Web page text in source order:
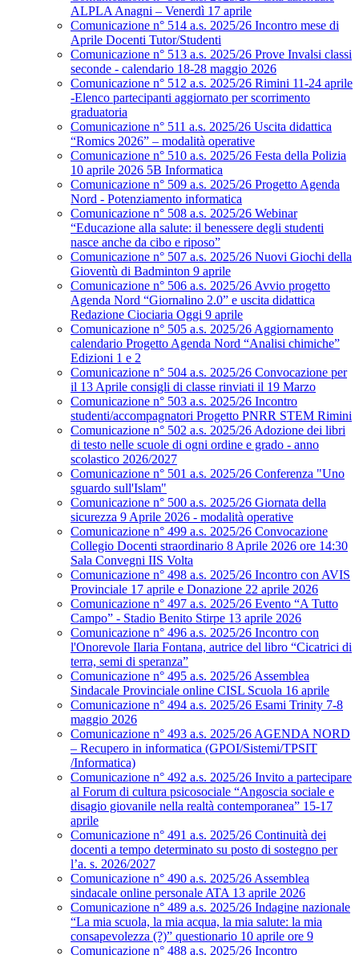
ALPLA Anagni – Venerdì 17 aprile
Comunicazione n° 514 a.s. 2025/26 Incontro mese di
Aprile Docenti Tutor/Studenti
Comunicazione n° 513 a.s. 2025/26 Prove Invalsi classi
seconde - calendario 18-28 maggio 2026
Comunicazione n° 512 a.s. 2025/26 Rimini 11-24 aprile
-Elenco partecipanti aggiornato per scorrimento
graduatoria
Comunicazione n° 511 a.s. 2025/26 Uscita didattica
“Romics 2026” – modalità operative
Comunicazione n° 510 a.s. 2025/26 Festa della Polizia
10 aprile 2026 5B Informatica
Comunicazione n° 509 a.s. 2025/26 Progetto Agenda
Nord - Potenziamento informatica
Comunicazione n° 508 a.s. 2025/26 Webinar
“Educazione alla salute: il benessere degli studenti
nasce anche da cibo e riposo”
Comunicazione n° 507 a.s. 2025/26 Nuovi Giochi della
Gioventù di Badminton 9 aprile
Comunicazione n° 506 a.s. 2025/26 Avvio progetto
Agenda Nord “Giornalino 2.0” e uscita didattica
Redazione Ciociaria Oggi 9 aprile
Comunicazione n° 505 a.s. 2025/26 Aggiornamento
calendario Progetto Agenda Nord “Analisi chimiche”
Edizioni 1 e 2
Comunicazione n° 504 a.s. 2025/26 Convocazione per
il 13 Aprile consigli di classe rinviati il 19 Marzo
Comunicazione n° 503 a.s. 2025/26 Incontro
studenti/accompagnatori Progetto PNRR STEM Rimini
Comunicazione n° 502 a.s. 2025/26 Adozione dei libri
di testo nelle scuole di ogni ordine e grado - anno
scolastico 2026/2027
Comunicazione n° 501 a.s. 2025/26 Conferenza "Uno
sguardo sull'Islam"
Comunicazione n° 500 a.s. 2025/26 Giornata della
sicurezza 9 Aprile 2026 - modalità operative
Comunicazione n° 499 a.s. 2025/26 Convocazione
Collegio Docenti straordinario 8 Aprile 2026 ore 14:30
Sala Convegni IIS Volta
Comunicazione n° 498 a.s. 2025/26 Incontro con AVIS
Provinciale 17 aprile e Donazione 22 aprile 2026
Comunicazione n° 497 a.s. 2025/26 Evento “A Tutto
Campo” - Stadio Benito Stirpe 13 aprile 2026
Comunicazione n° 496 a.s. 2025/26 Incontro con
l'Onorevole Ilaria Fontana, autrice del libro “Cicatrici di
terra, semi di speranza”
Comunicazione n° 495 a.s. 2025/26 Assemblea
Sindacale Provinciale online CISL Scuola 16 aprile
Comunicazione n° 494 a.s. 2025/26 Esami Trinity 7-8
maggio 2026
Comunicazione n° 493 a.s. 2025/26 AGENDA NORD
– Recupero in informatica (GPOI/Sistemi/TPSIT
/Informatica)
Comunicazione n° 492 a.s. 2025/26 Invito a partecipare
al Forum di cultura psicosociale “Angoscia sociale e
disagio giovanile nella realtà contemporanea” 15-17
aprile
Comunicazione n° 491 a.s. 2025/26 Continuità dei
docenti a tempo determinato su posto di sostegno per
l’a. s. 2026/2027
Comunicazione n° 490 a.s. 2025/26 Assemblea
sindacale online personale ATA 13 aprile 2026
Comunicazione n° 489 a.s. 2025/26 Indagine nazionale
“La mia scuola, la mia acqua, la mia salute: la mia
consapevolezza (?)” questionario 10 aprile ore 9
Comunicazione n° 488 a.s. 2025/26 Incontro